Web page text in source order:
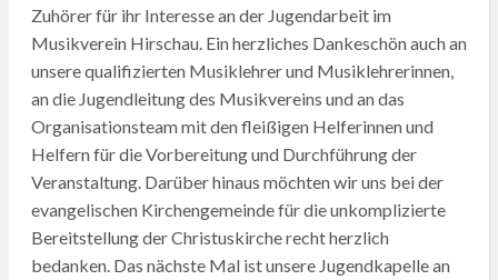
Zuhörer für ihr Interesse an der Jugendarbeit im
Musikverein Hirschau. Ein herzliches Dankeschön auch an
unsere qualifizierten Musiklehrer und Musiklehrerinnen,
an die Jugendleitung des Musikvereins und an das
Organisationsteam mit den fleißigen Helferinnen und
Helfern für die Vorbereitung und Durchführung der
Veranstaltung. Darüber hinaus möchten wir uns bei der
evangelischen Kirchengemeinde für die unkomplizierte
Bereitstellung der Christuskirche recht herzlich
bedanken. Das nächste Mal ist unsere Jugendkapelle an